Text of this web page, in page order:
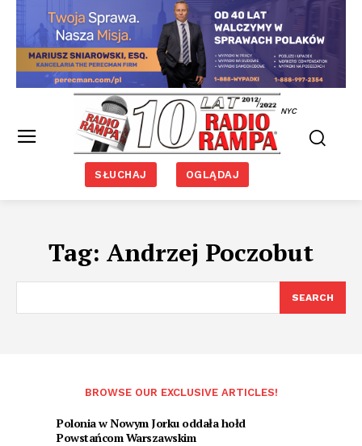
NYC
SŁUCHAJ OGLĄDAJ
Tag: Andrzej Poczobut
SEARCH
BROWSE OUR EXCLUSIVE ARTICLES!
Polonia w Nowym Jorku oddała hołd
Powstańcom Warszawskim